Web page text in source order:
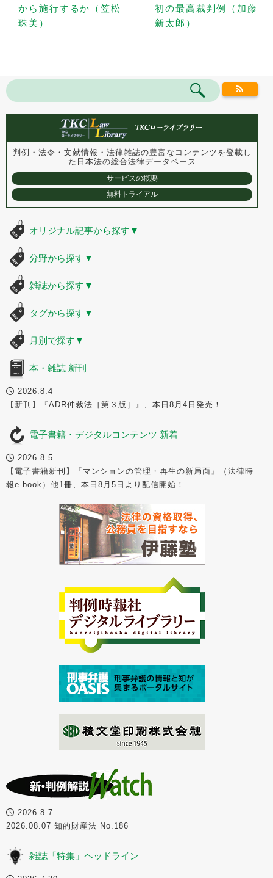
から施行するか（笠松
珠美）
初の最高裁判例（加藤
新太郎）
判例・法令・文献情報・法律雑誌の豊富なコンテンツを登載し
た 日本法の総合法律データベース
サービスの概要
無料トライアル
オリジナル記事から探す ▼
分野から探す ▼
雑誌から探す ▼
タグから探す ▼
月別で探す ▼
本・雑誌 新刊
2026.8.4
【新刊】『ADR仲裁法［第３版］』、本日8月4日発売！
電子書籍・デジタルコンテンツ 新着
2026.8.5
【電子書籍新刊】『マンションの管理・再生の新局面』（法律時
報e-book）他1冊、本日8月5日より配信開始！
2026.8.7
2026.08.07 知的財産法 No.186
雑誌「特集」ヘッドライン